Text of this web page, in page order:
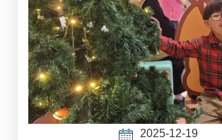
2025-12-19